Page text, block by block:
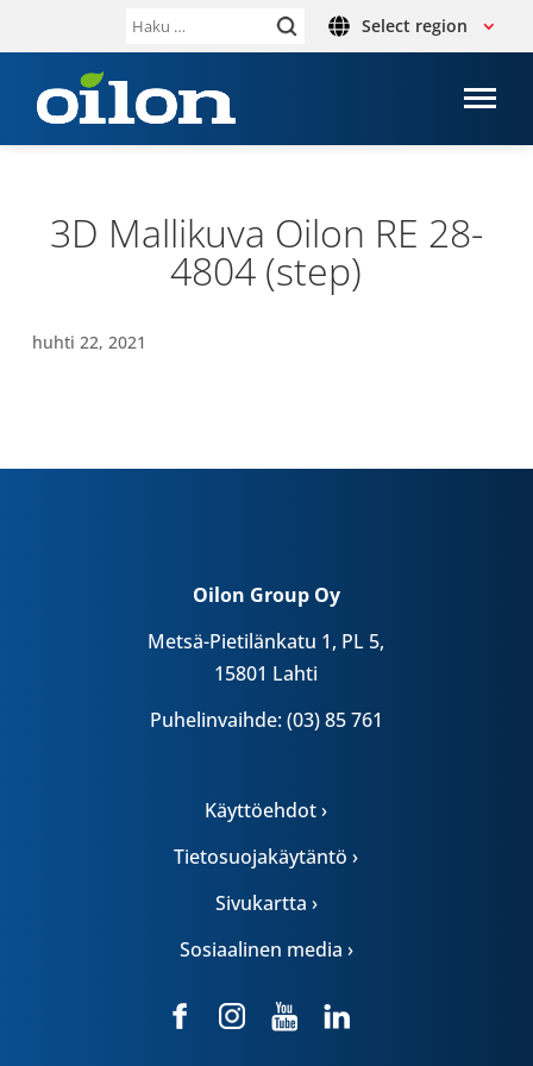
Haku: Select region
3D Mal­li­kuva Oilon RE 28-
4804 (step)
huhti 22, 2021
Oilon Group Oy
Metsä-Pietilänkatu 1, PL 5,
15801 Lahti
Puhelinvaihde: (03) 85 761
Käyttöehdot ›
Tietosuojakäytäntö ›
Sivukartta ›
Sosiaalinen media ›